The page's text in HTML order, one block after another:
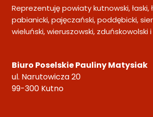
Reprezentuję powiaty kutnowski, łaski,
pabianicki, pajęczański, poddębicki,
wieluński, wieruszowski, zduńskowolski i
Biuro Poselskie Pauliny Matysiak
ul. Narutowicza 20
99-300 Kutno